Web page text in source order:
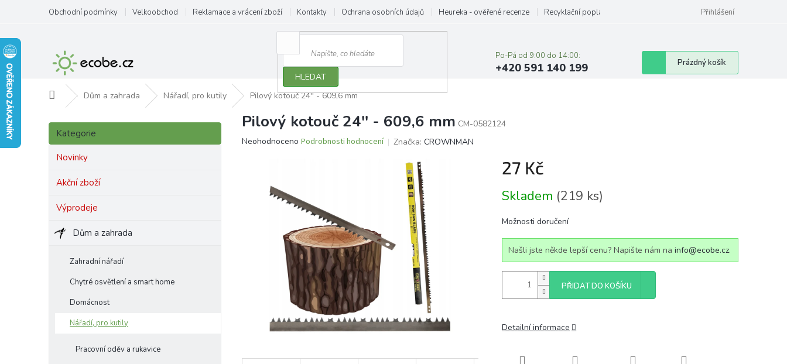
obsah
Obchodní podmínky Velkoobchod Reklamace a vrácení zboží Kontakty Ochrana osobních údajů Heureka - ověřené recenze Recyklační poplatky Přihlášení
HLEDAT
Po-Pá od 9:00 do 14:00:
+420 591 140 199
Nákupní
košík
Prázdný košík
Domů Dům a zahrada Nářadí, pro kutily Pilový kotouč 24'' - 609,6 mm
P
s
p
Přeskočit
kategorie
Kategorie
Novinky
Akční zboží
Výprodeje
Dům a zahrada
Zahradní nářadí
Chytré osvětlení a smart home
Domácnost
Nářadí, pro kutily
Pracovní oděv a rukavice
Pilový kotouč 24'' - 609,6 mm CM-0582124
Průměrné
Neohodnoceno Podrobnosti hodnocení Značka: CROWNMAN
27 Kč
cena:
Skladem (219 ks)
Možnosti doručení
Našli jste někde lepší cenu? Napište nám na info@ecobe.cz.
PŘIDAT DO KOŠÍKU
Detailní informace